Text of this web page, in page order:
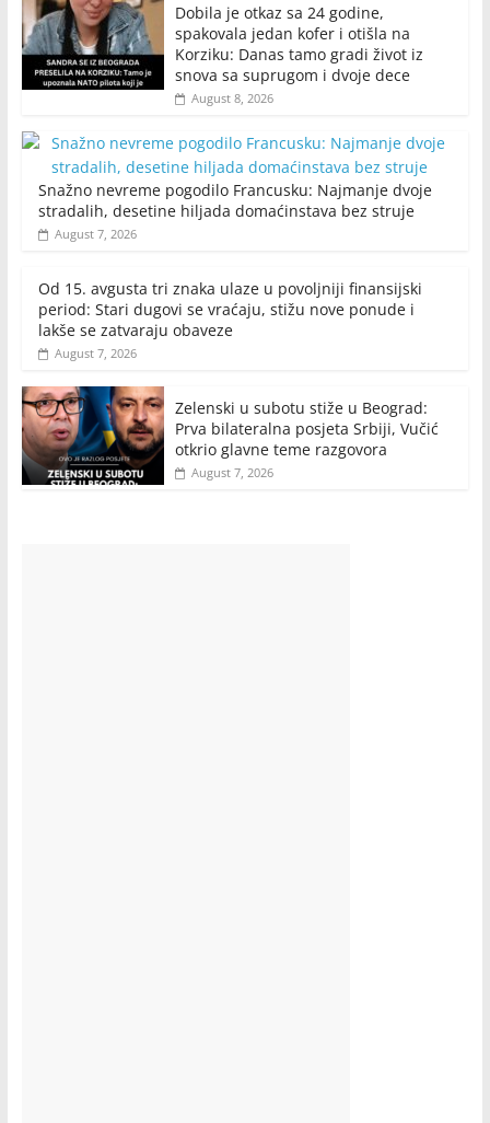
Dobila je otkaz sa 24 godine,
spakovala jedan kofer i otišla na
Korziku: Danas tamo gradi život iz
snova sa suprugom i dvoje dece
August 8, 2026
Snažno nevreme pogodilo Francusku: Najmanje dvoje
stradalih, desetine hiljada domaćinstava bez struje
August 7, 2026
Od 15. avgusta tri znaka ulaze u povoljniji finansijski
period: Stari dugovi se vraćaju, stižu nove ponude i
lakše se zatvaraju obaveze
August 7, 2026
Zelenski u subotu stiže u Beograd:
Prva bilateralna posjeta Srbiji, Vučić
otkrio glavne teme razgovora
August 7, 2026